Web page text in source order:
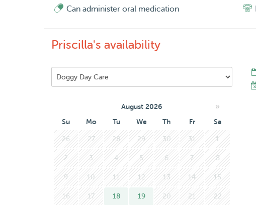
Can administer oral medication
Priscilla's availability
August 2026 »
Su Mo Tu We Th Fr Sa
26 27 28 29 30 31 1
2 3 4 5 6 7 8
9 10 11 12 13 14 15
16 17 18 19 20 21 22